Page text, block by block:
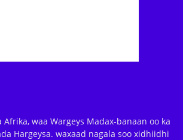
Afrika, waa Wargeys Madax-banaan oo ka
Hargeysa. waxaad nagala soo xidhiidhi